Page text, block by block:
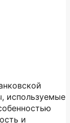
используемые
и